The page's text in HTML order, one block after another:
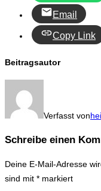
Email
Copy Link
Beitragsautor
Verfasst von
Schreibe einen
Deine E-Mail-Adresse
sind mit * markiert